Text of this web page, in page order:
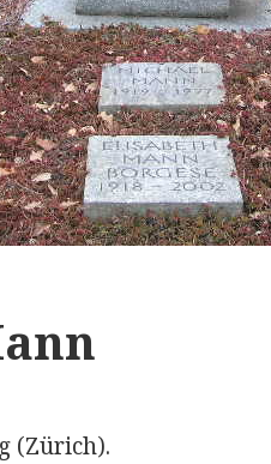
(Zürich).